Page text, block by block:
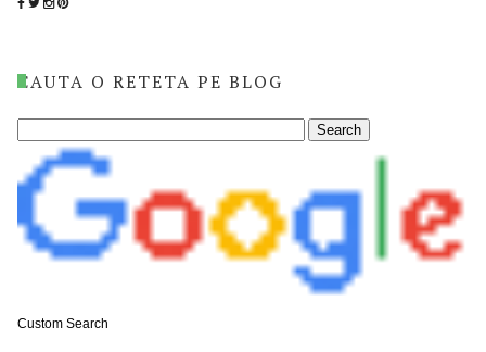
CAUTA O RETETA PE BLOG
Custom Search